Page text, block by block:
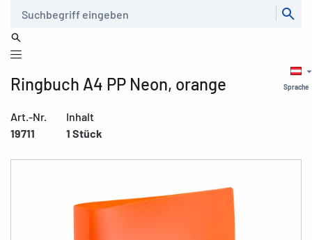
Sprache
Ringbuch A4 PP Neon, orange
Art.-Nr.
19711
Inhalt
1 Stück